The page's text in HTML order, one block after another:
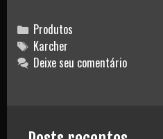
K430
Power
Silent
Categories
Produtos
Tags
Karcher
Deixe seu comentário